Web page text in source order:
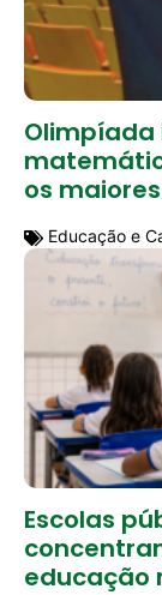
os
Educação e
Escolas
educação